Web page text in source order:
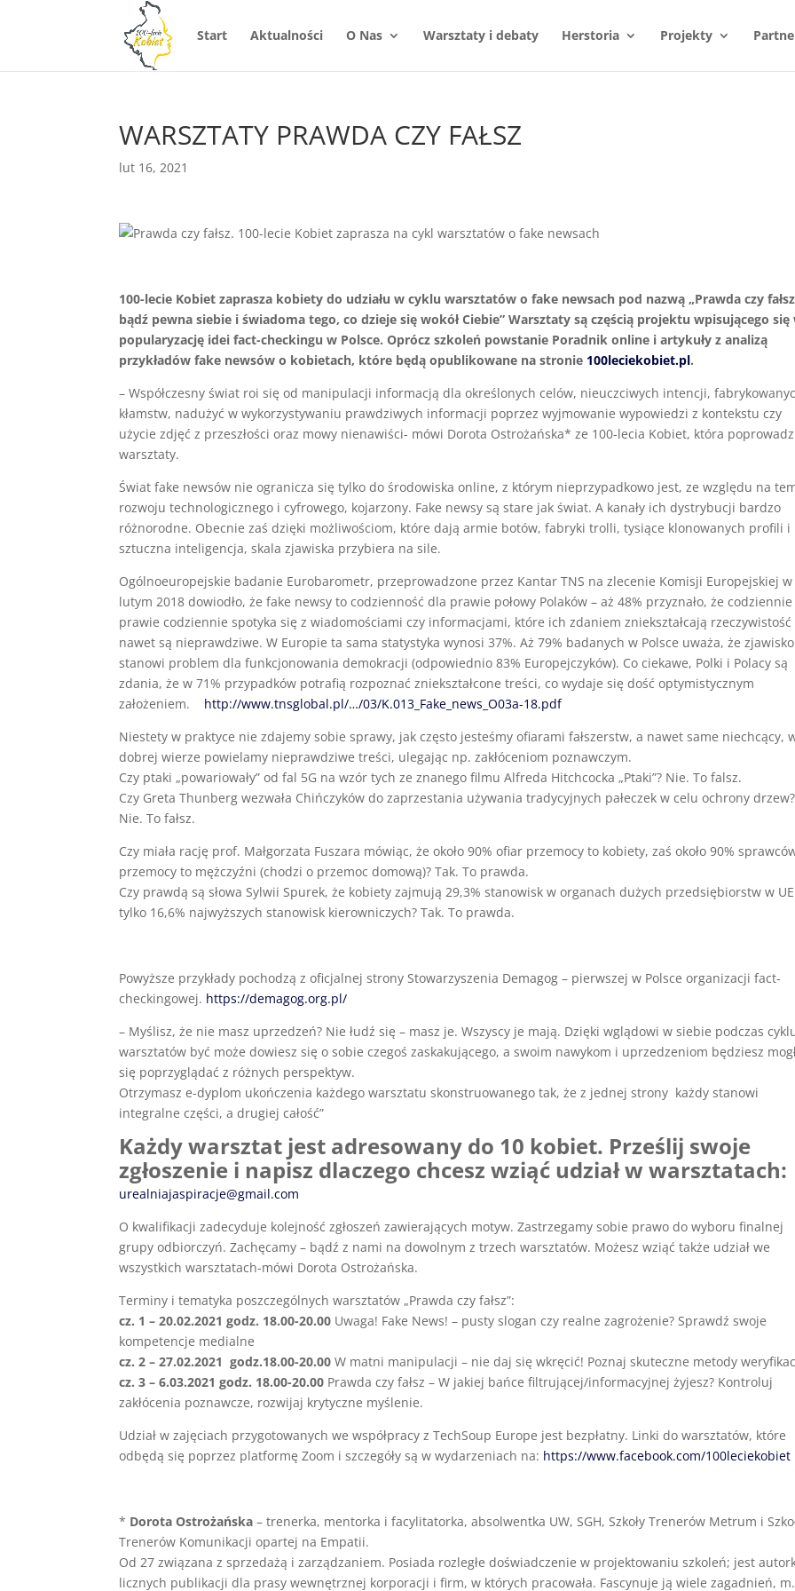
Start Aktualności O Nas Warsztaty i debaty Herstoria Projekty
WARSZTATY PRAWDA CZY FAŁSZ
lut 16, 2021
100-lecie Kobiet zaprasza kobiety do udziału w cyklu warsztatów o fake newsach pod nazwą „Prawda czy
bądź pewna siebie i świadoma tego, co dzieje się wokół Ciebie” Warsztaty są częścią projektu wpisującego się
popularyzację idei fact-checkingu w Polsce. Oprócz szkoleń powstanie Poradnik online i artykuły z analizą
przykładów fake newsów o kobietach, które będą opublikowane na stronie 100leciekobiet.pl.
– Współczesny świat roi się od manipulacji informacją dla określonych celów, nieuczciwych intencji,
kłamstw, nadużyć w wykorzystywaniu prawdziwych informacji poprzez wyjmowanie wypowiedzi z kontekstu czy
użycie zdjęć z przeszłości oraz mowy nienawiści- mówi Dorota Ostrożańska* ze 100-lecia Kobiet, która
warsztaty.
Świat fake newsów nie ogranicza się tylko do środowiska online, z którym nieprzypadkowo jest, ze względu na
rozwoju technologicznego i cyfrowego, kojarzony. Fake newsy są stare jak świat. A kanały ich dystrybucji bardzo
różnorodne. Obecnie zaś dzięki możliwościom, które dają armie botów, fabryki trolli, tysiące klonowanych profili i
sztuczna inteligencja, skala zjawiska przybiera na sile.
Ogólnoeuropejskie badanie Eurobarometr, przeprowadzone przez Kantar TNS na zlecenie Komisji Europejskiej w
lutym 2018 dowiodło, że fake newsy to codzienność dla prawie połowy Polaków – aż 48% przyznało, że
prawie codziennie spotyka się z wiadomościami czy informacjami, które ich zdaniem zniekształcają
nawet są nieprawdziwe. W Europie ta sama statystyka wynosi 37%. Aż 79% badanych w Polsce uważa, że zjawisko
stanowi problem dla funkcjonowania demokracji (odpowiednio 83% Europejczyków). Co ciekawe, Polki i Polacy są
zdania, że w 71% przypadków potrafią rozpoznać zniekształcone treści, co wydaje się dość optymistycznym
założeniem. http://www.tnsglobal.pl/…/03/K.013_Fake_news_O03a-18.pdf
Niestety w praktyce nie zdajemy sobie sprawy, jak często jesteśmy ofiarami fałszerstw, a nawet same niechcący,
dobrej wierze powielamy nieprawdziwe treści, ulegając np. zakłóceniom poznawczym.
Czy ptaki „powariowały” od fal 5G na wzór tych ze znanego filmu Alfreda Hitchcocka „Ptaki”? Nie. To falsz.
Czy Greta Thunberg wezwała Chińczyków do zaprzestania używania tradycyjnych pałeczek w celu ochrony drzew?
Nie. To fałsz.
Czy miała rację prof. Małgorzata Fuszara mówiąc, że około 90% ofiar przemocy to kobiety, zaś około 90%
przemocy to mężczyźni (chodzi o przemoc domową)? Tak. To prawda.
Czy prawdą są słowa Sylwii Spurek, że kobiety zajmują 29,3% stanowisk w organach dużych przedsiębiorstw w
tylko 16,6% najwyższych stanowisk kierowniczych? Tak. To prawda.
Powyższe przykłady pochodzą z oficjalnej strony Stowarzyszenia Demagog – pierwszej w Polsce organizacji fact-
checkingowej. https://demagog.org.pl/
– Myślisz, że nie masz uprzedzeń? Nie łudź się – masz je. Wszyscy je mają. Dzięki wglądowi w siebie podczas
warsztatów być może dowiesz się o sobie czegoś zaskakującego, a swoim nawykom i uprzedzeniom będziesz
się poprzyglądać z różnych perspektyw.
Otrzymasz e-dyplom ukończenia każdego warsztatu skonstruowanego tak, że z jednej strony każdy stanowi
integralne części, a drugiej całość”
Każdy warsztat jest adresowany do 10 kobiet. Prześlij swoje
zgłoszenie i napisz dlaczego chcesz wziąć udział w warsztatach:
urealniajaspiracje@gmail.com
O kwalifikacji zadecyduje kolejność zgłoszeń zawierających motyw. Zastrzegamy sobie prawo do wyboru finalnej
grupy odbiorczyń. Zachęcamy – bądź z nami na dowolnym z trzech warsztatów. Możesz wziąć także udział we
wszystkich warsztatach-mówi Dorota Ostrożańska.
Terminy i tematyka poszczególnych warsztatów „Prawda czy fałsz”:
cz. 1 – 20.02.2021 godz. 18.00-20.00 Uwaga! Fake News! – pusty slogan czy realne zagrożenie? Sprawdź swoje
kompetencje medialne
cz. 2 – 27.02.2021 godz.18.00-20.00 W matni manipulacji – nie daj się wkręcić! Poznaj skuteczne metody
cz. 3 – 6.03.2021 godz. 18.00-20.00 Prawda czy fałsz – W jakiej bańce filtrującej/informacyjnej żyjesz? Kontroluj
zakłócenia poznawcze, rozwijaj krytyczne myślenie.
Udział w zajęciach przygotowanych we współpracy z TechSoup Europe jest bezpłatny. Linki do warsztatów, które
odbędą się poprzez platformę Zoom i szczegóły są w wydarzeniach na: https://www.facebook.com/100leciekobiet
* Dorota Ostrożańska – trenerka, mentorka i facylitatorka, absolwentka UW, SGH, Szkoły Trenerów Metrum i
Trenerów Komunikacji opartej na Empatii.
Od 27 związana z sprzedażą i zarządzaniem. Posiada rozległe doświadczenie w projektowaniu szkoleń; jest
licznych publikacji dla prasy wewnętrznej korporacji i firm, w których pracowała. Fascynuje ją wiele zagadnień,